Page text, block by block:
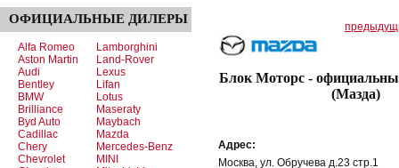
ОФИЦИАЛЬНЫЕ ДИЛЕРЫ
Alfa Romeo
Aston Martin
Audi
Bentley
BMW
Brilliance
Byd Auto
Cadillac
Chery
Chevrolet
Lamborghini
Land-Rover
Lexus
Lifan
Lotus
Maseraty
Maybach
Mazda
Mercedes-Benz
MINI
Блок Моторс -
(Мазда)
Адрес:
Москва, ул. Обручева д.23 стр.1